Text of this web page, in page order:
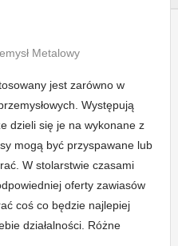
Metalowy
jest zarówno w
Występują
dzieli się je na wykonane z
mogą być przyspawane lub
W stolarstwie czasami
oferty zawiasów
coś co będzie najlepiej
działalności. Różne